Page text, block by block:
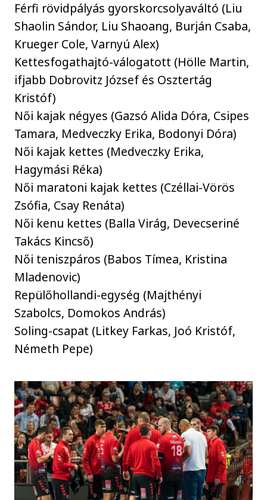
Férfi rövidpályás gyorskorcsolyaváltó (Liu
Shaolin Sándor, Liu Shaoang, Burján Csaba,
Krueger Cole, Varnyú Alex)
Kettesfogathajtó-válogatott (Hölle Martin,
ifjabb Dobrovitz József és Osztertág
Kristóf)
Női kajak négyes (Gazsó Alida Dóra, Csipes
Tamara, Medveczky Erika, Bodonyi Dóra)
Női kajak kettes (Medveczky Erika,
Hagymási Réka)
Női maratoni kajak kettes (Czéllai-Vörös
Zsófia, Csay Renáta)
Női kenu kettes (Balla Virág, Devecseriné
Takács Kincső)
Női teniszpáros (Babos Tímea, Kristina
Mladenovic)
Repülőhollandi-egység (Majthényi
Szabolcs, Domokos András)
Soling-csapat (Litkey Farkas, Joó Kristóf,
Németh Pepe)